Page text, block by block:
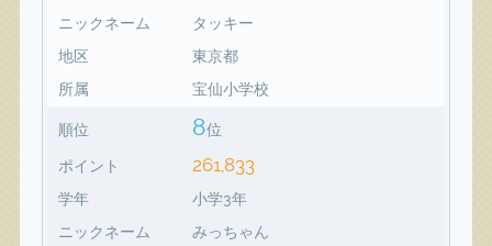
ニックネーム
タッキー
地区
東京都
所属
宝仙小学校
順位 8位
ポイント 261,833
学年
小学3年
ニックネーム
みっちゃん